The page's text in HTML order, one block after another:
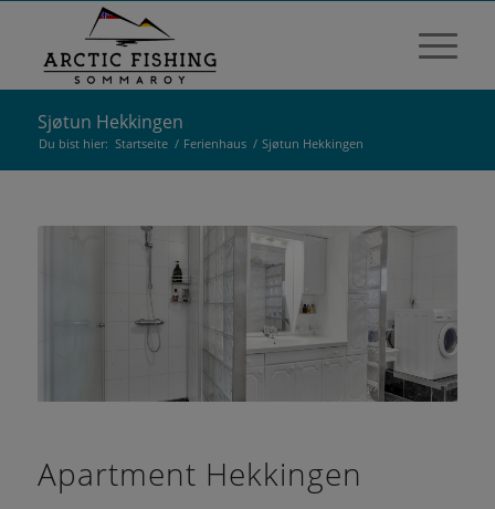
Sjøtun Hekkingen
Du bist hier: Startseite / Ferienhaus / Sjøtun Hekkingen
Apartment Hekkingen